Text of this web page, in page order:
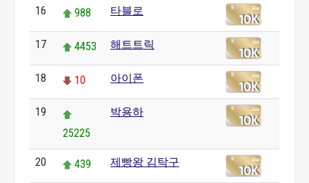
16 988 타블로
17 4453 해트트릭
18 10 아이폰
19
25225
박용하
20 439 제빵왕 김탁구